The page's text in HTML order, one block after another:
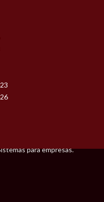
para empresas.